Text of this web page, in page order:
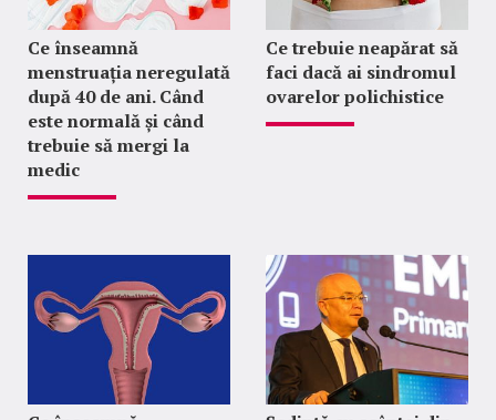
Ce înseamnă
menstruația neregulată
după 40 de ani. Când
este normală și când
trebuie să mergi la
medic
Ce trebuie neapărat să
faci dacă ai sindromul
ovarelor polichistice